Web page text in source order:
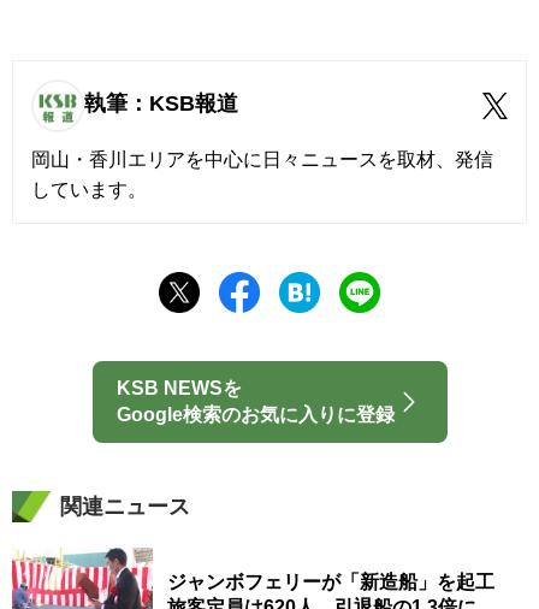
執筆：KSB報道
岡山・香川エリアを中心に日々ニュースを取材、発信
しています。
KSB NEWSを
Google検索のお気に入りに登録
関連ニュース
ジャンボフェリーが「新造船」を起工